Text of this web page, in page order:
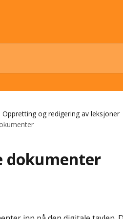
Oppretting og redigering av leksjoner
dokumenter